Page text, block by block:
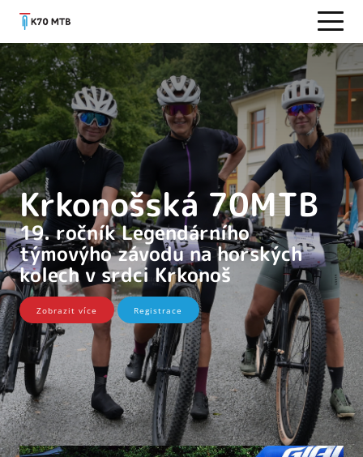
Krkonošská 70MTB
19. ročník Legendárního
týmovýho závodu na horských
kolech v srdci Krkonoš
Zobrazit více Registrace